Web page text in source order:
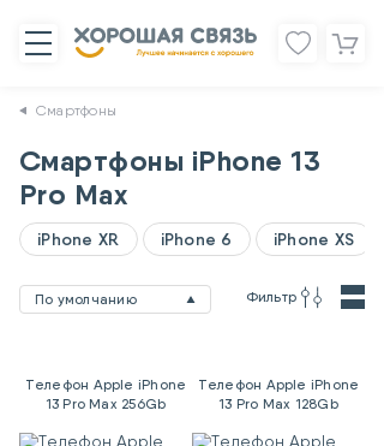
Смартфоны
Смартфоны iPhone 13
Pro Max
iPhone XR iPhone 6 iPhone XS
По умолчанию Фильтр
Телефон Apple iPhone
13 Pro Max 256Gb
Телефон Apple iPhone
13 Pro Max 128Gb